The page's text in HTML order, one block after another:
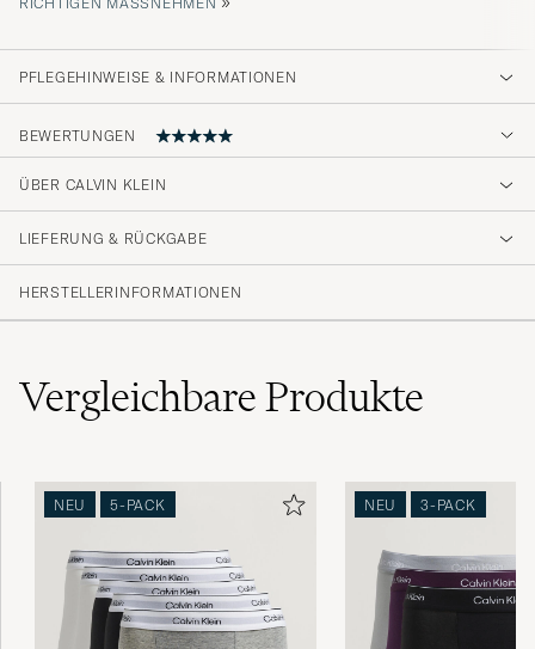
PFLEGEHINWEISE & INFORMATIONEN
BEWERTUNGEN
5
ÜBER CALVIN KLEIN
LIEFERUNG & RÜCKGABE
HERSTELLERINFORMATIONEN
VergleichbareProdukte
NEU 5-PACK NEU 3-PACK